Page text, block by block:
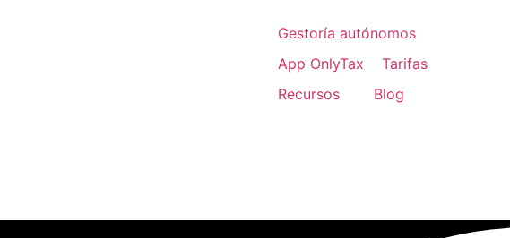
Gestoría autónomos
App OnlyTax
Tarifas
Recursos
Blog